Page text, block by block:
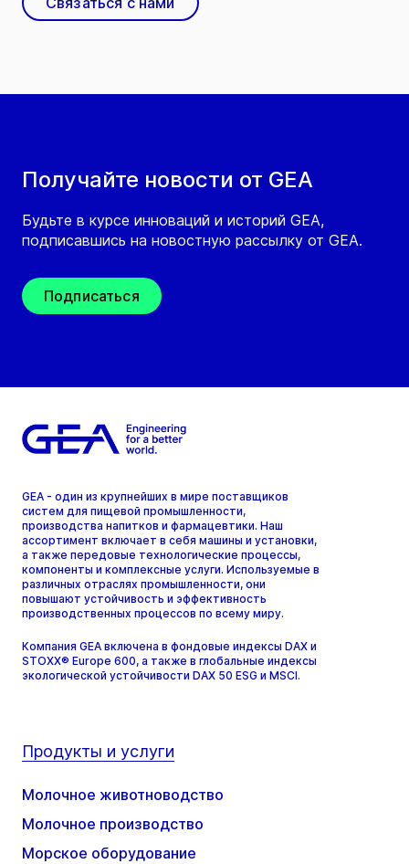
Получайте новости от GEA
Будьте в курсе инноваций и историй GEA,
подписавшись на новостную рассылку от GEA.
Подписаться
GEA - один из крупнейших в мире поставщиков
систем для пищевой промышленности,
производства напитков и фармацевтики. Наш
ассортимент включает в себя машины и установки,
а также передовые технологические процессы,
компоненты и комплексные услуги. Используемые в
различных отраслях промышленности, они
повышают устойчивость и эффективность
производственных процессов по всему миру.
Компания GEA включена в фондовые индексы DAX и
STOXX® Europe 600, а также в глобальные индексы
экологической устойчивости DAX 50 ESG и MSCI.
Продукты и услуги
Молочное животноводство
Молочное производство
Морское оборудование